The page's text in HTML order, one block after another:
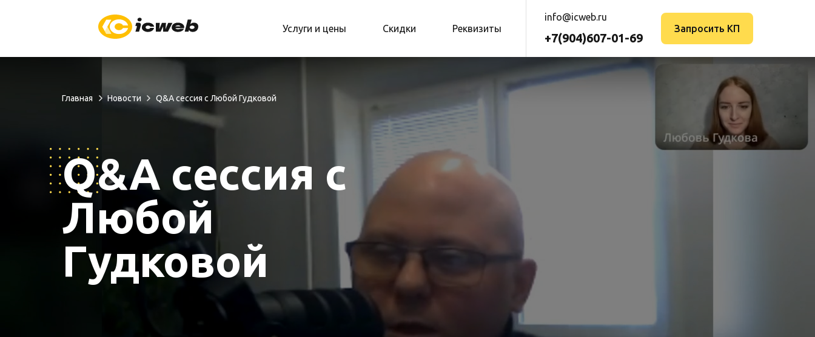
Услуги и цены Скидки Реквизиты
info@icweb.ru
+7(904)607-01-69
Запросить КП
Главная Новости Q&A сессия с Любой Гудковой
Q&A сессия с
Любой
Гудковой